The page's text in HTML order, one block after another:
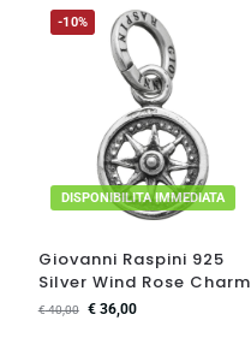
-10%
DISPONIBILITA IMMEDIATA
Giovanni Raspini 925
Silver Wind Rose Charm
€40,00 €36,00